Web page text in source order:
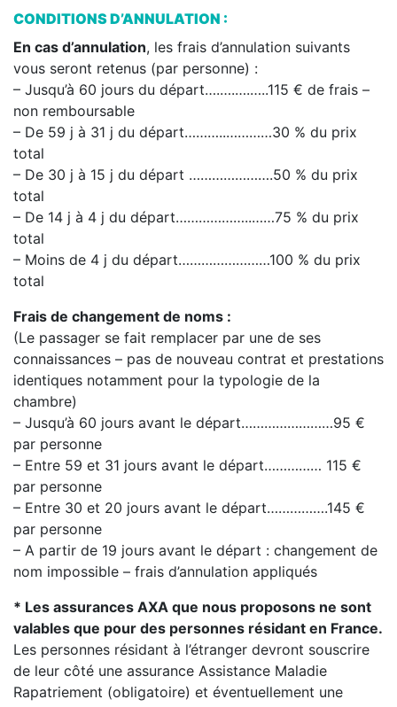
CONDITIONS D’ANNULATION :
En cas d’annulation, les frais d’annulation suivants
vous seront retenus (par personne) :
– Jusqu’à 60 jours du départ….….….…..115 € de frais –
non remboursable
– De 59 j à 31 j du départ………..…………30 % du prix
total
– De 30 j à 15 j du départ ………………….50 % du prix
total
– De 14 j à 4 j du départ………………..……75 % du prix
total
– Moins de 4 j du départ……………………100 % du prix
total
Frais de changement de noms :
(Le passager se fait remplacer par une de ses
connaissances – pas de nouveau contrat et prestations
identiques notamment pour la typologie de la
chambre)
– Jusqu’à 60 jours avant le départ……………………95 €
par personne
– Entre 59 et 31 jours avant le départ…………… 115 €
par personne
– Entre 30 et 20 jours avant le départ…………….145 €
par personne
– A partir de 19 jours avant le départ : changement de
nom impossible – frais d’annulation appliqués
* Les assurances AXA que nous proposons ne sont
valables que pour des personnes résidant en France.
Les personnes résidant à l’étranger devront souscrire
de leur côté une assurance Assistance Maladie
Rapatriement (obligatoire) et éventuellement une